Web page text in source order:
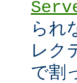
られ
レク
で割